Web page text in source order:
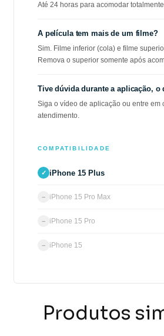
Até 24 horas para acomodar
A película tem mais de um filme?
Sim. Filme inferior (cola) e filme
Remova o superior somente após
Tive dúvida durante a aplicação, o
Siga o vídeo de aplicação ou entre em
atendimento.
COMPATIBILIDADE
✓ iPhone 15 Plus
− iPhone 15 Pro Max
− iPhone 15 Pro
− iPhone 15
Produtos